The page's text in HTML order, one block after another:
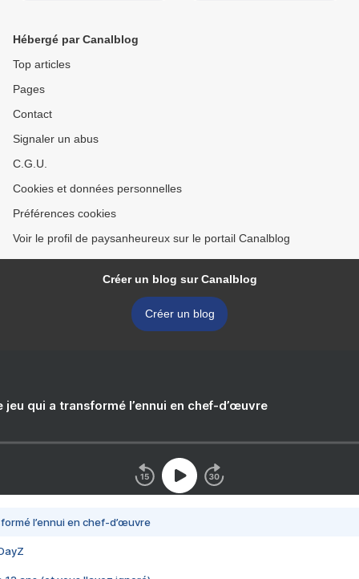
Hébergé par Canalblog
Top articles
Pages
Contact
Signaler un abus
C.G.U.
Cookies et données personnelles
Préférences cookies
Voir le profil de paysanheureux sur le portail Canalblog
Créer un blog sur Canalblog
Créer un blog
jeu qui a transformé l’ennui en chef-d’œuvre
l’ennui en chef-d’œuvre